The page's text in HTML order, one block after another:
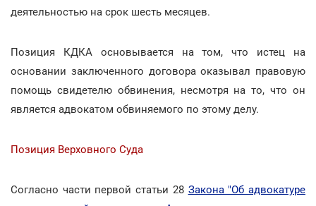
деятельностью на срок шесть месяцев.
Позиция КДКА основывается на том, что истец на
основании заключенного договора оказывал правовую
помощь свидетелю обвинения, несмотря на то, что он
является адвокатом обвиняемого по этому делу.
Позиция Верховного Суда
Согласно части первой статьи 28 Закона "Об адвокатуре